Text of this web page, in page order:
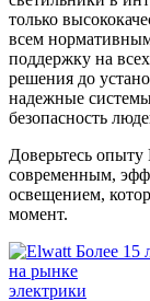
только
всем
поддержку на
решения до
надежные
безопасность
Доверьтесь опыту
современным,
освещением,
момент.
Более 15
на рынке
электрики